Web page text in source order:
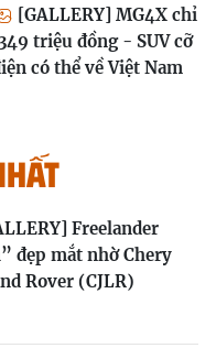
[GALLERY] MG4X chỉ
triệu đồng - SUV cỡ
có thể về Việt Nam
Freelander
đẹp mắt nhờ Chery
Rover (CJLR)